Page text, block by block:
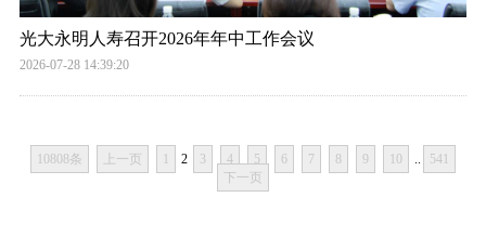
光大永明人寿召开2026年年中工作会议
2026-07-28 14:39:20
10808条 上一页 2 3 4 5 6 7 8 9 10 ..
541
下一页